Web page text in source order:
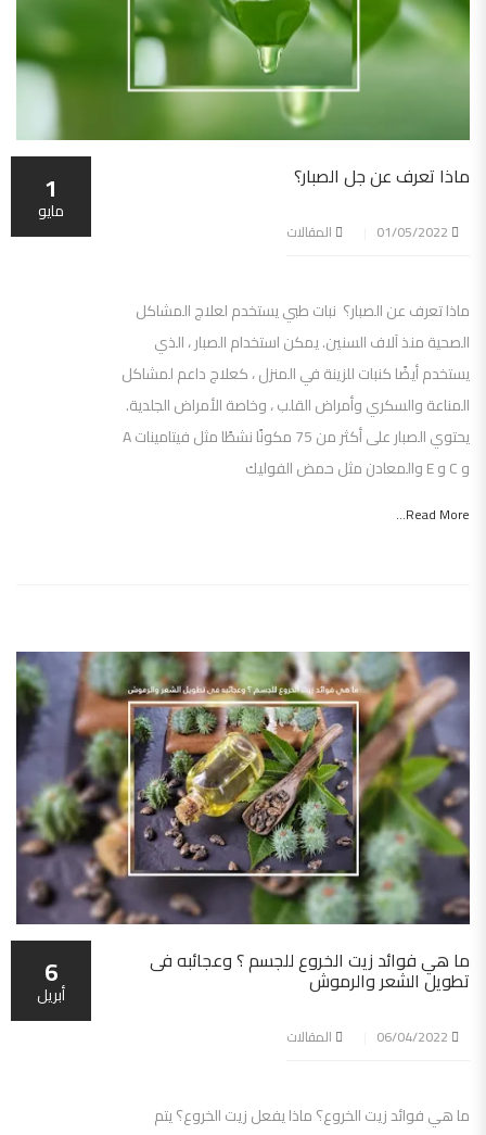
ماذا تعرف عن جل الصبار؟
المقالات
ماذا تعرف عن الصبار؟ نبات طبي يستخدم لعلاج المشاكل
الصحية منذ آلاف السنين. يمكن استخدام الصبار ، الذي
يستخدم أيضًا كنبات للزينة في المنزل ، كعلاج داعم لمشاكل
المناعة والسكري وأمراض القلب ، وخاصة الأمراض الجلدية.
يحتوي الصبار على أكثر من 75 مكونًا نشطًا مثل فيتامينات A
و C و E والمعادن مثل حمض الفوليك
Read More...
1
مايو
ما هي فوائد زيت الخروع للجسم ؟ وعجائبه فى
تطويل الشعر والرموش
المقالات
ما هي فوائد زيت الخروع؟ ماذا يفعل زيت الخروع؟ يتم
6
أبريل